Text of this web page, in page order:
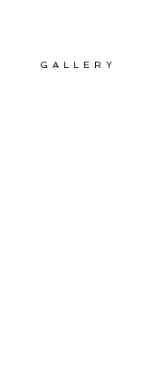
GALLERY